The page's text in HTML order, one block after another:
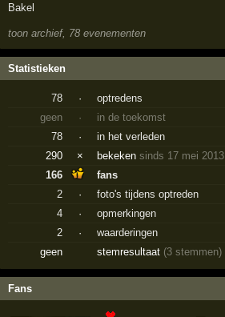
Bakel
toon archief, 78 evenementen
Statistieken
78 ·
optredens
geen
·
in de toekomst
78
·
in het verleden
290
× bekekensinds 17 mei 2013
166
fans
2
·
foto's tijdens optreden
4
·
opmerkingen
2
·
waarderingen
geen
stemresultaat (3 stemmen)
Fans